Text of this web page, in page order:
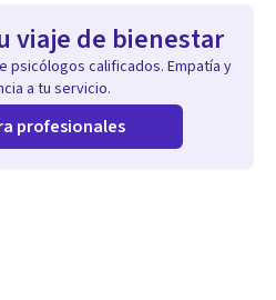
viaje de bienestar
psicólogos calificados. Empatía y
a tu servicio.
profesionales